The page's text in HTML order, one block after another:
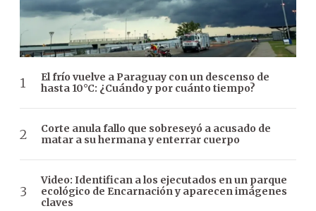
El frío vuelve a Paraguay con un descenso de
hasta 10°C: ¿Cuándo y por cuánto tiempo?
Corte anula fallo que sobreseyó a acusado de
matar a su hermana y enterrar cuerpo
Video: Identifican a los ejecutados en un parque
ecológico de Encarnación y aparecen imágenes
claves